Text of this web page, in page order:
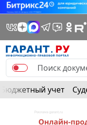
Бюджетный учет